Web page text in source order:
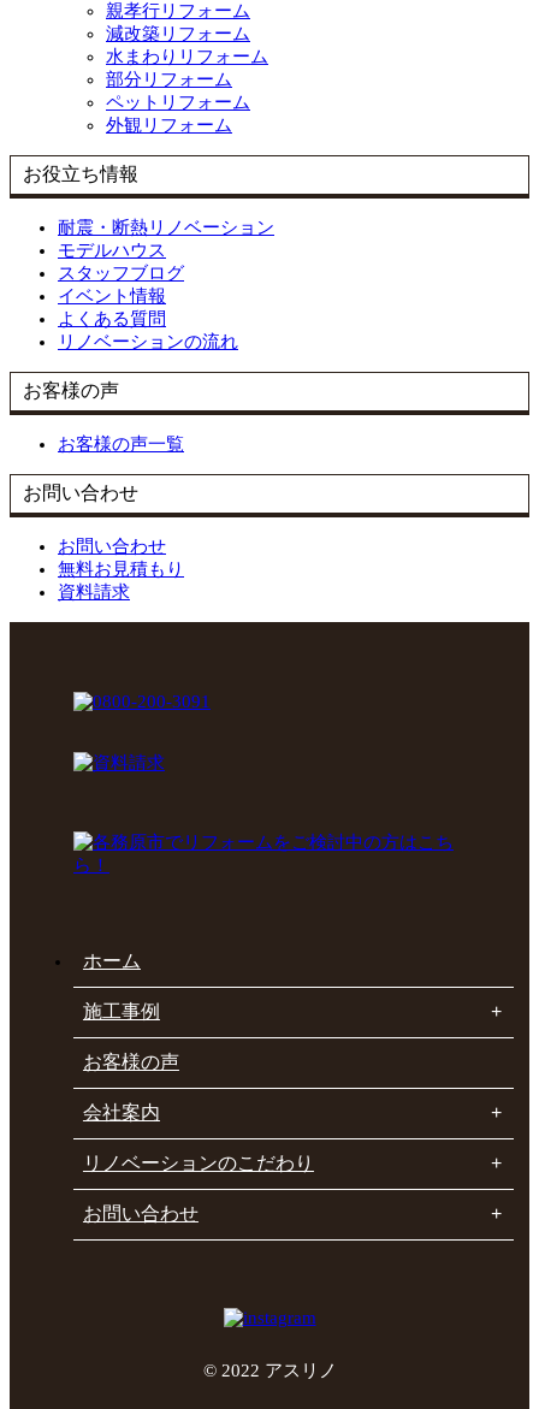
親孝行リフォーム
減改築リフォーム
水まわりリフォーム
部分リフォーム
ペットリフォーム
外観リフォーム
お役立ち情報
耐震・断熱リノベーション
モデルハウス
スタッフブログ
イベント情報
よくある質問
リノベーションの流れ
お客様の声
お客様の声一覧
お問い合わせ
お問い合わせ
無料お見積もり
資料請求
ホーム
施工事例
お客様の声
会社案内
リノベーションのこだわり
お問い合わせ
© 2022 アスリノ